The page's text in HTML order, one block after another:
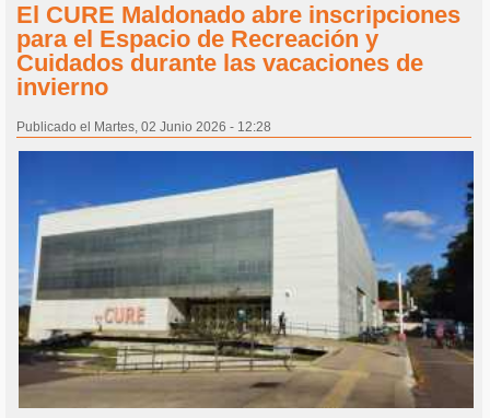
El CURE Maldonado abre inscripciones
para el Espacio de Recreación y
Cuidados durante las vacaciones de
invierno
Publicado el Martes, 02 Junio 2026 - 12:28